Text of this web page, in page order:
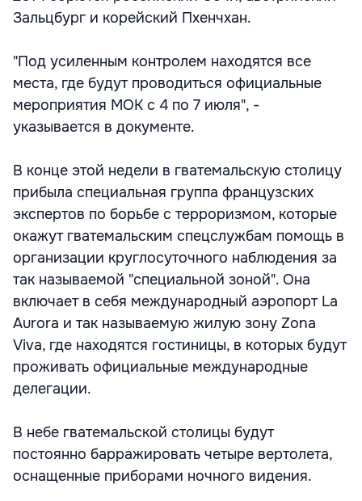
Зальцбург и корейский Пхенчхан.
"Под усиленным контролем находятся все
места, где будут проводиться официальные
мероприятия МОК с 4 по 7 июля", -
указывается в документе.
В конце этой недели в гватемальскую столицу
прибыла специальная группа французских
экспертов по борьбе с терроризмом, которые
окажут гватемальским спецслужбам помощь в
организации круглосуточного наблюдения за
так называемой "специальной зоной". Она
включает в себя международный аэропорт La
Aurora и так называемую жилую зону Zona
Viva, где находятся гостиницы, в которых будут
проживать официальные международные
делегации.
В небе гватемальской столицы будут
постоянно барражировать четыре вертолета,
оснащенные приборами ночного видения.